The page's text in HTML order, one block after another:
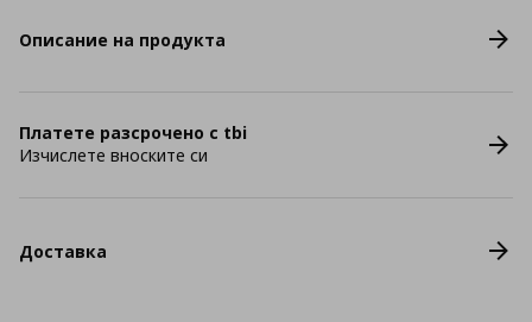
Описание на продукта
Платете разсрочено с tbi
Изчислете вноските си
Доставка